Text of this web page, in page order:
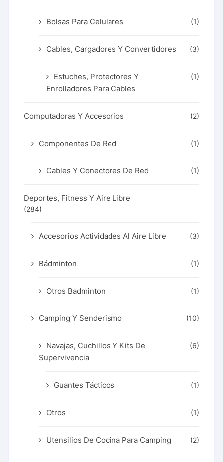
Bolsas Para Celulares (1)
Cables, Cargadores Y Convertidores (3)
Estuches, Protectores Y
Enrolladores Para Cables
(1)
Computadoras Y Accesorios (2)
Componentes De Red (1)
Cables Y Conectores De Red (1)
Deportes, Fitness Y Aire Libre
(284)
Accesorios Actividades Al Aire Libre (3)
Bádminton (1)
Otros Badminton (1)
Camping Y Senderismo (10)
Navajas, Cuchillos Y Kits De
Supervivencia
(6)
Guantes Tácticos (1)
Otros (1)
Utensilios De Cocina Para Camping (2)